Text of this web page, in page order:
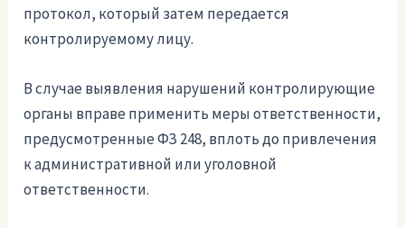
протокол, который затем передается
контролируемому лицу.
В случае выявления нарушений контролирующие
органы вправе применить меры ответственности,
предусмотренные ФЗ 248, вплоть до привлечения
к административной или уголовной
ответственности.